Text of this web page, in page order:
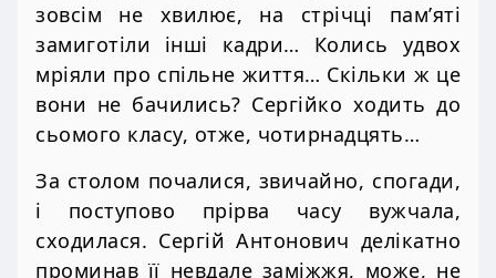
зовсім не хвилює, на стрічці пам’яті
замиготіли інші кадри… Колись удвох
мріяли про спільне життя… Скільки ж це
вони не бачились? Сергійко ходить до
сьомого класу, отже, чотирнадцять…
За столом почалися, звичайно, спогади,
і поступово прірва часу вужчала,
сходилася. Сергій Антонович делікатно
проминав її невдале заміжжя, може, не